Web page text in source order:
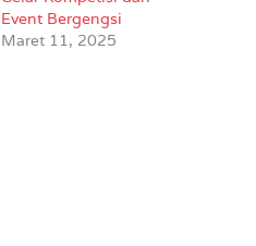
Event Bergengsi
Maret 11, 2025